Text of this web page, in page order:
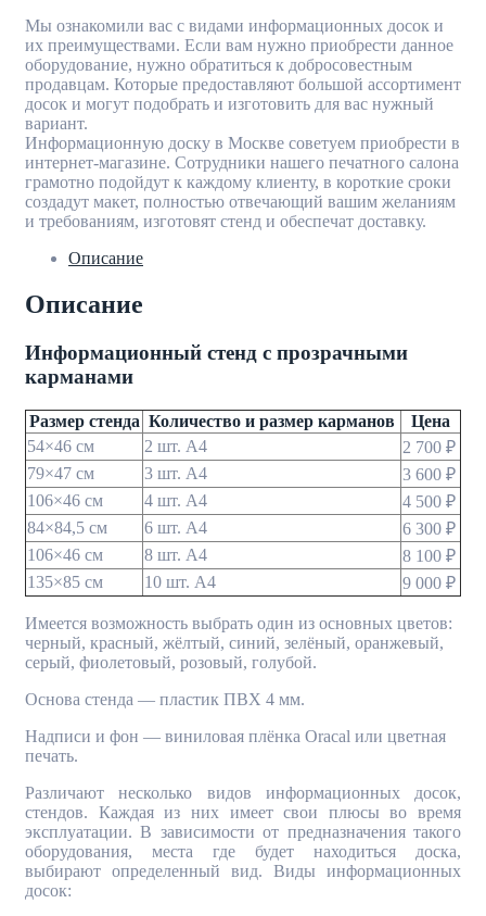
Мы ознакомили вас с видами информационных досок и
их преимуществами. Если вам нужно приобрести данное
оборудование, нужно обратиться к добросовестным
продавцам. Которые предоставляют большой ассортимент
досок и могут подобрать и изготовить для вас нужный
вариант.
Информационную доску в Москве советуем приобрести в
интернет-магазине. Сотрудники нашего печатного салона
грамотно подойдут к каждому клиенту, в короткие сроки
создадут макет, полностью отвечающий вашим желаниям
и требованиям, изготовят стенд и обеспечат доставку.
Описание
Описание
Информационный стенд с прозрачными
карманами
Размер стенда Количество и размер карманов
Цена
54×46 см
2 шт. A4
2 700 ₽
79×47 см
3 шт. A4
3 600 ₽
106×46 см
4 шт. A4
4 500 ₽
84×84,5 см
6 шт. A4
6 300 ₽
106×46 см
8 шт. A4
8 100 ₽
135×85 см
10 шт. A4 9 000 ₽
Имеется возможность выбрать один из основных цветов:
черный, красный, жёлтый, синий, зелёный, оранжевый,
серый, фиолетовый, розовый, голубой.
Основа стенда — пластик ПВХ 4 мм.
Надписи и фон — виниловая плёнка Oracal или цветная
печать.
Различают несколько видов информационных досок,
стендов. Каждая из них имеет свои плюсы во время
эксплуатации. В зависимости от предназначения такого
оборудования, места где будет находиться доска,
выбирают определенный вид. Виды информационных
досок: